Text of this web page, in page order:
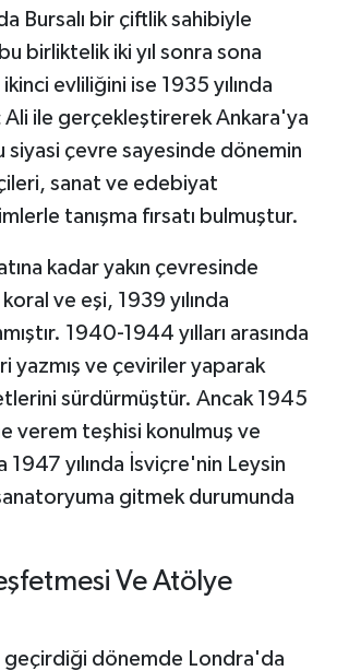
Bursalı bir çiftlik sahibiyle
birliktelik iki yıl sonra sona
evliliğini ise 1935 yılında
Ali ile gerçekleştirerek Ankara'ya
siyasi çevre sayesinde dönemin
sanat ve edebiyat
tanışma fırsatı bulmuştur.
kadar yakın çevresinde
ve eşi, 1939 yılında
1940-1944 yılları arasında
yazmış ve çeviriler yaparak
sürdürmüştür. Ancak 1945
verem teşhisi konulmuş ve
1947 yılında İsviçre'nin Leysin
gitmek durumunda
Ve Atölye
geçirdiği dönemde Londra'da